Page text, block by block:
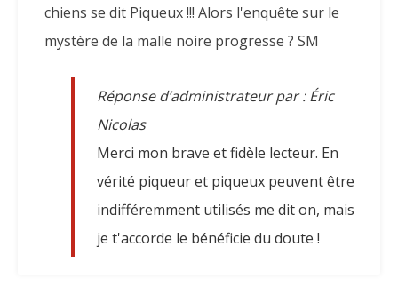
chiens se dit Piqueux !!! Alors l'enquête sur le
mystère de la malle noire progresse ? SM
Réponse d’administrateur par : Éric
Nicolas
Merci mon brave et fidèle lecteur. En
vérité piqueur et piqueux peuvent être
indifféremment utilisés me dit on, mais
je t'accorde le bénéficie du doute !